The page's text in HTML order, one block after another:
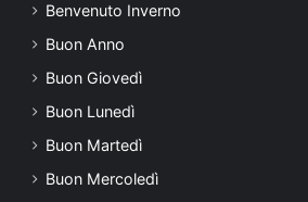
Benvenuto Inverno
Buon Anno
Buon Giovedì
Buon Lunedì
Buon Martedì
Buon Mercoledì